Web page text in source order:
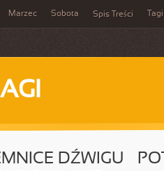
Marzec Sobota Spis Treści Tagi
DŹWIGU –